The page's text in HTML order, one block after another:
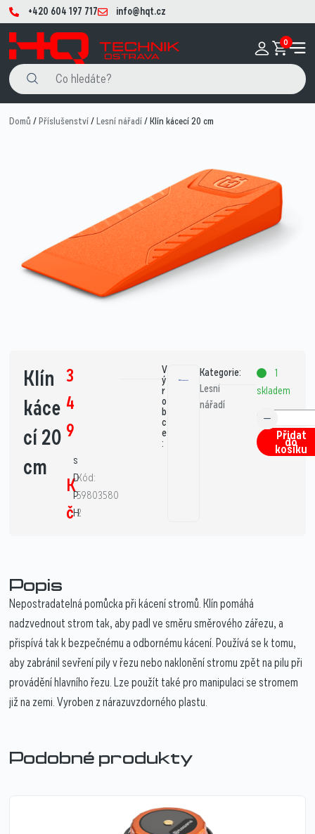
+420 604 197 717 info@hqt.cz
0
Domů /Příslušenství/Lesní nářadí/ Klín kácecí 20 cm
Klín
káce
cí 20
cm
3
4
9
K
č
s
D
P
H
Kód:
59803580
2
V
ý
r
o
b
c
e
:
Kategorie:
Lesní
nářadí
1
skladem
Přidat
do
košíku
Popis
Nepostradatelná pomůcka při kácení stromů. Klín pomáhá
nadzvednout strom tak, aby padl ve směru směrového zářezu, a
přispívá tak k bezpečnému a odbornému kácení. Používá se k tomu,
aby zabránil sevření pily v řezu nebo naklonění stromu zpět na pilu při
provádění hlavního řezu. Lze použít také pro manipulaci se stromem
již na zemi. Vyroben z nárazuvzdorného plastu.
Podobné produkty